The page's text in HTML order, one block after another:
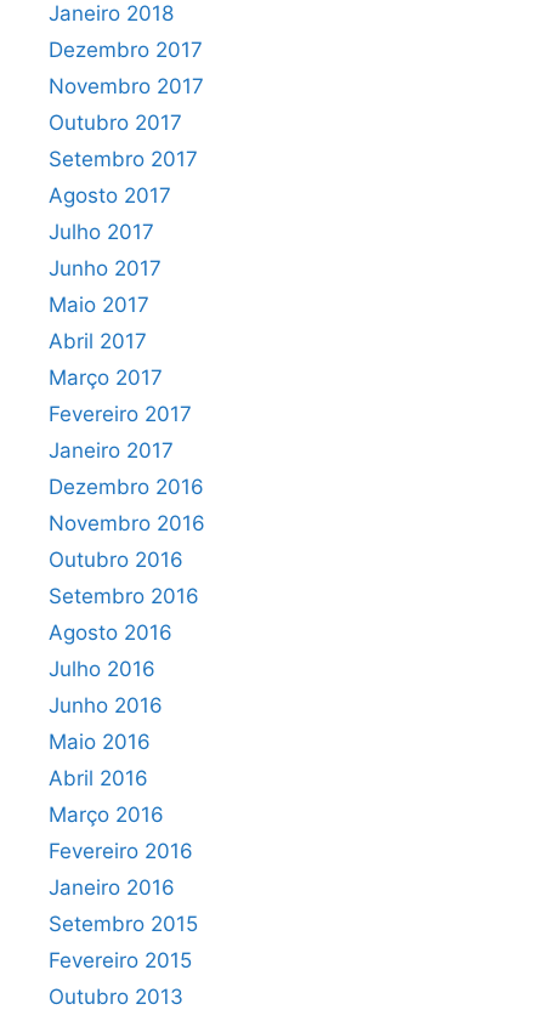
Janeiro 2018
Dezembro 2017
Novembro 2017
Outubro 2017
Setembro 2017
Agosto 2017
Julho 2017
Junho 2017
Maio 2017
Abril 2017
Março 2017
Fevereiro 2017
Janeiro 2017
Dezembro 2016
Novembro 2016
Outubro 2016
Setembro 2016
Agosto 2016
Julho 2016
Junho 2016
Maio 2016
Abril 2016
Março 2016
Fevereiro 2016
Janeiro 2016
Setembro 2015
Fevereiro 2015
Outubro 2013